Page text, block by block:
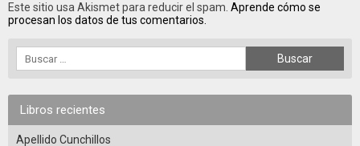
Este sitio usa Akismet para reducir el spam. Aprende cómo se
procesan los datos de tus comentarios.
Libros recientes
Apellido Cunchillos